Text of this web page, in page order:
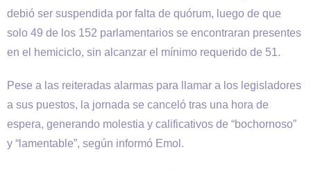
debió ser suspendida por falta de quórum, luego de que
solo 49 de los 152 parlamentarios se encontraran presentes
en el hemiciclo, sin alcanzar el mínimo requerido de 51.
Pese a las reiteradas alarmas para llamar a los legisladores
a sus puestos, la jornada se canceló tras una hora de
espera, generando molestia y calificativos de “bochornoso”
y “lamentable”, según informó Emol.